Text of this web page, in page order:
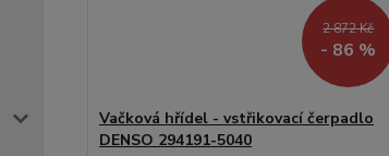
2 872 Kč
- 86 %
Vačková hřídel - vstřikovací čerpadlo
DENSO 294191-5040